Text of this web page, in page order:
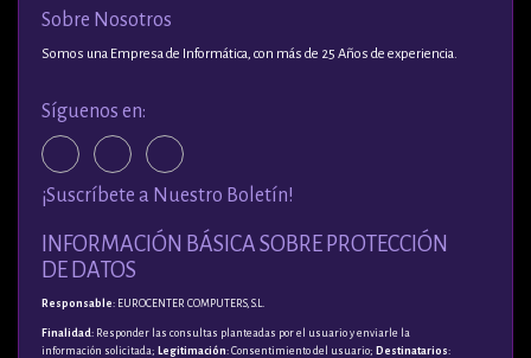
Sobre Nosotros
Somos una Empresa de Informática, con más de 25 Años de experiencia.
Síguenos en:
¡Suscríbete a Nuestro Boletín!
INFORMACIÓN BÁSICA SOBRE PROTECCIÓN
DE DATOS
Responsable: EUROCENTER COMPUTERS, S.L.
Finalidad : Responder las consultas planteadas por el usuario y enviarle la
información solicitada; Legitimación: Consentimiento del usuario; Destinatarios: